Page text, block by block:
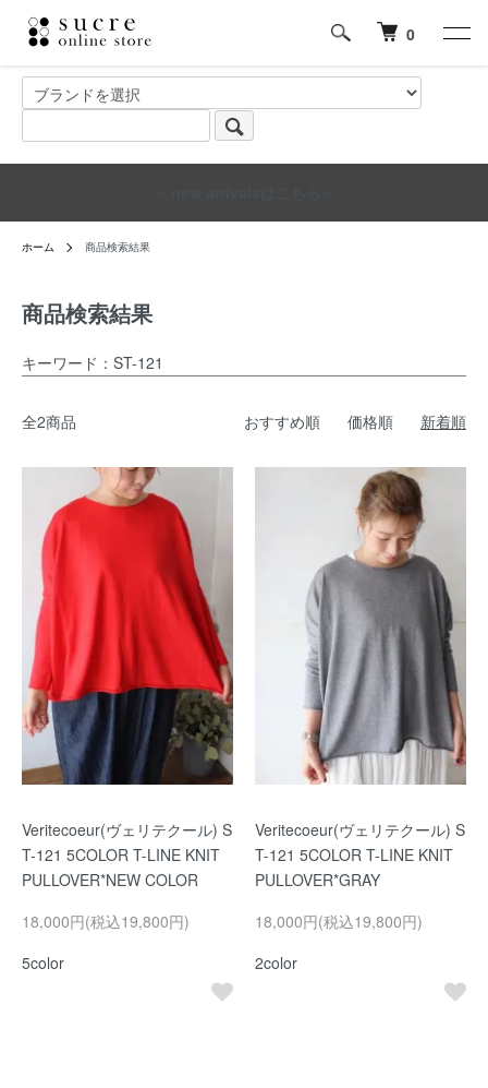
0
ホーム 商品検索結果
商品検索結果
キーワード：ST-121
全2商品 おすすめ順 価格順 新着順
Veritecoeur(ヴェリテクール) S
T-121 5COLOR T-LINE KNIT
PULLOVER*NEW COLOR
18,000円(税込19,800円)
5color
Veritecoeur(ヴェリテクール) S
T-121 5COLOR T-LINE KNIT
PULLOVER*GRAY
18,000円(税込19,800円)
2color